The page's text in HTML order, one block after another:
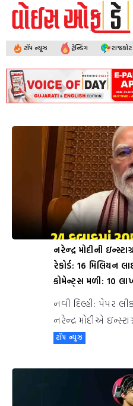
ટૉપ ન્યૂઝ ટ્રેન્ડિંગ રાજકોટ
નરેન્દ્ર મોદીની
રેકોર્ડ: 16 મિલિયન
કોમેન્ટ્સ મળી: 10
નવી દિલ્હી: પેપર
નરેન્દ્ર મોદીએ
ટૉપ ન્યૂઝ